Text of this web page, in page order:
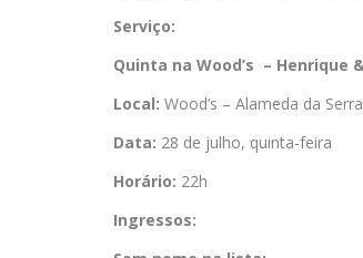
Serviço:
Quinta na Wood’s – Henrique
Local: Wood’s – Alameda da
Data: 28 de julho, quinta-feira
Horário: 22h
Ingressos: